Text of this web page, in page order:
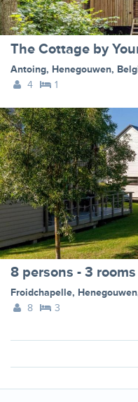
The Cottage by
Antoing, Henegouwen,
4
1
8 persons - 3
Froidchapelle, Henegouwen
8
3